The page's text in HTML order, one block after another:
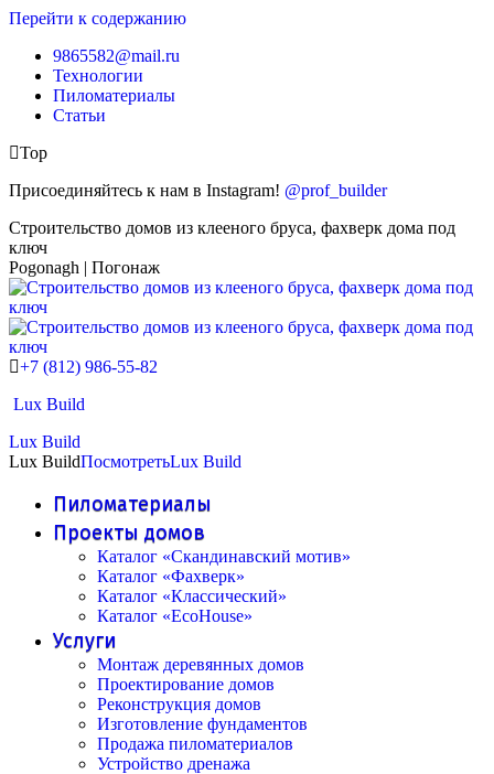
Перейти к содержанию
9865582@mail.ru
Технологии
Пиломатериалы
Статьи
Top
Присоединяйтесь к нам в Instagram! @prof_builder
Строительство домов из клееного бруса, фахверк дома под
ключ
Pogonagh | Погонаж
+7 (812) 986-55-82
Lux Build
Lux Build
Lux BuildПосмотретьLux Build
Пиломатериалы
Проекты домов
Каталог «Скандинавский мотив»
Каталог «Фахверк»
Каталог «Классический»
Каталог «EcoHouse»
Услуги
Монтаж деревянных домов
Проектирование домов
Реконструкция домов
Изготовление фундаментов
Продажа пиломатериалов
Устройство дренажа